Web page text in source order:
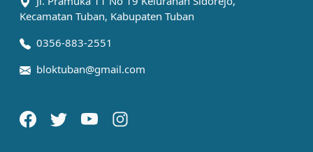
Kecamatan Tuban, Kabupaten Tuban
0356-883-2551
bloktuban@gmail.com